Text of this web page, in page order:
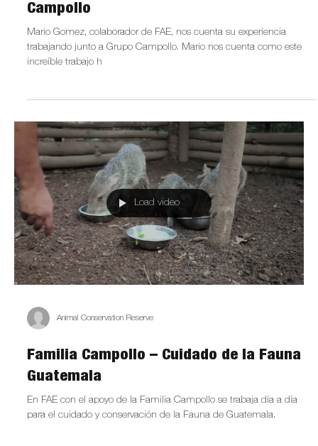
Campollo
Mario Gomez, colaborador de FAE, nos cuenta su experiencia
trabajando junto a Grupo Campollo. Mario nos cuenta como este
increíble trabajo h
Load video
Animal Conservation Reserve
Familia Campollo – Cuidado de la Fauna
Guatemala
En FAE con el apoyo de la Familia Campollo se trabaja día a día
para el cuidado y conservación de la Fauna de Guatemala.